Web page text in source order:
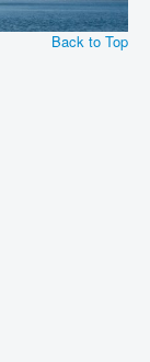
Back to Top